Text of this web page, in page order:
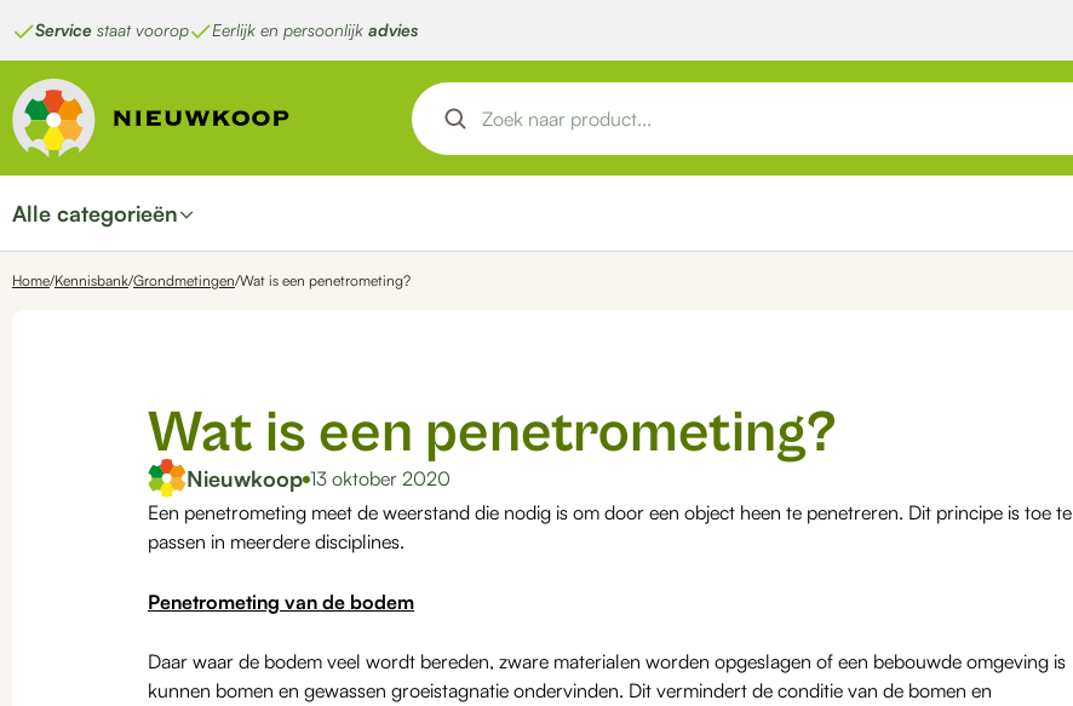
naar
inhoud
Service staat voorop Eerlijk en persoonlijk advies
Alle categorieën
Home/Kennisbank/Grondmetingen/Wat is een penetrometing?
Wat is een penetrometing?
Nieuwkoop 13 oktober 2020
Een penetrometing meet de weerstand die nodig is om door een object heen te penetreren. Dit principe is toe te
passen in meerdere disciplines.
Penetrometing van de bodem
Daar waar de bodem veel wordt bereden, zware materialen worden opgeslagen of een bebouwde omgeving is
kunnen bomen en gewassen groeistagnatie ondervinden. Dit vermindert de conditie van de bomen en